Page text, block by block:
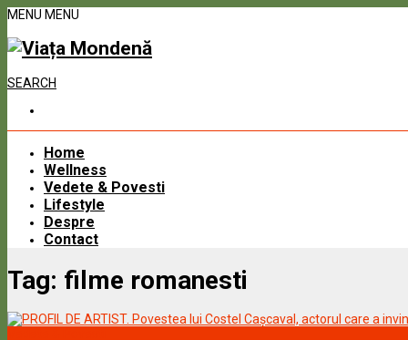
MENU MENU
SEARCH
Home
Wellness
Vedete & Povesti
Lifestyle
Despre
Contact
Tag: filme romanesti